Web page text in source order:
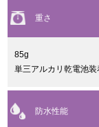
重さ
85g
単三アルカリ乾電池装
防水性能